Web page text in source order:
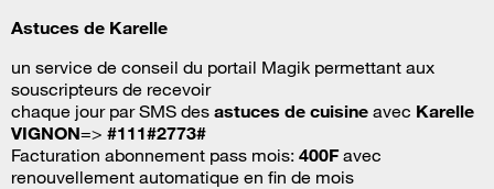
Astuces de Karelle
un service de conseil du portail Magik permettant aux
souscripteurs de recevoir
chaque jour par SMS des astuces de cuisine avec Karelle
VIGNON=> #111#2773#
Facturation abonnement pass mois: 400Favec
renouvellement automatique en fin de mois